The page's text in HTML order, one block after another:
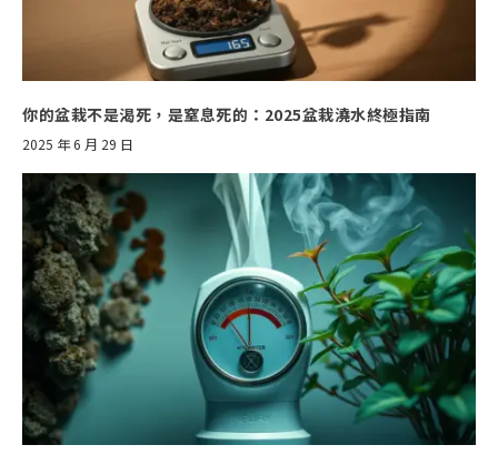
你的盆栽不是渴死，是窒息死的：2025盆栽澆水終極指南
2025 年 6 月 29 日